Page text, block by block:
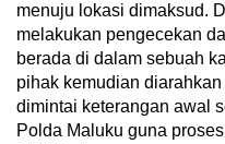
menuju lokasi dimaksud.
melakukan pengecekan
berada di dalam sebuah
pihak kemudian
dimintai keterangan awal
Polda Maluku guna